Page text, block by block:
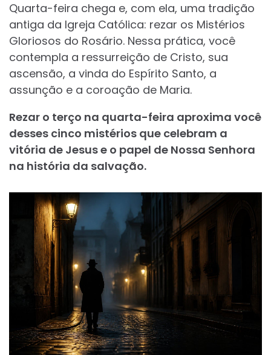
Quarta-feira chega e, com ela, uma tradição
antiga da Igreja Católica: rezar os Mistérios
Gloriosos do Rosário. Nessa prática, você
contempla a ressurreição de Cristo, sua
ascensão, a vinda do Espírito Santo, a
assunção e a coroação de Maria.
Rezar o terço na quarta-feira aproxima você
desses cinco mistérios que celebram a
vitória de Jesus e o papel de Nossa Senhora
na história da salvação.